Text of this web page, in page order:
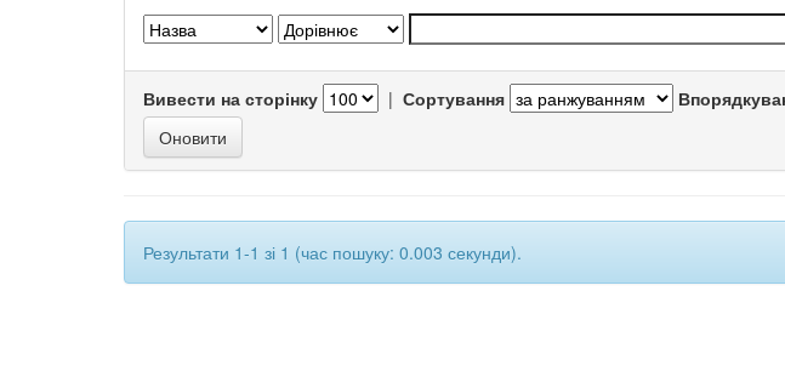
Вивести на сторінку | Сортування
Результати 1-1 зі 1 (час пошуку: 0.003 секунди).